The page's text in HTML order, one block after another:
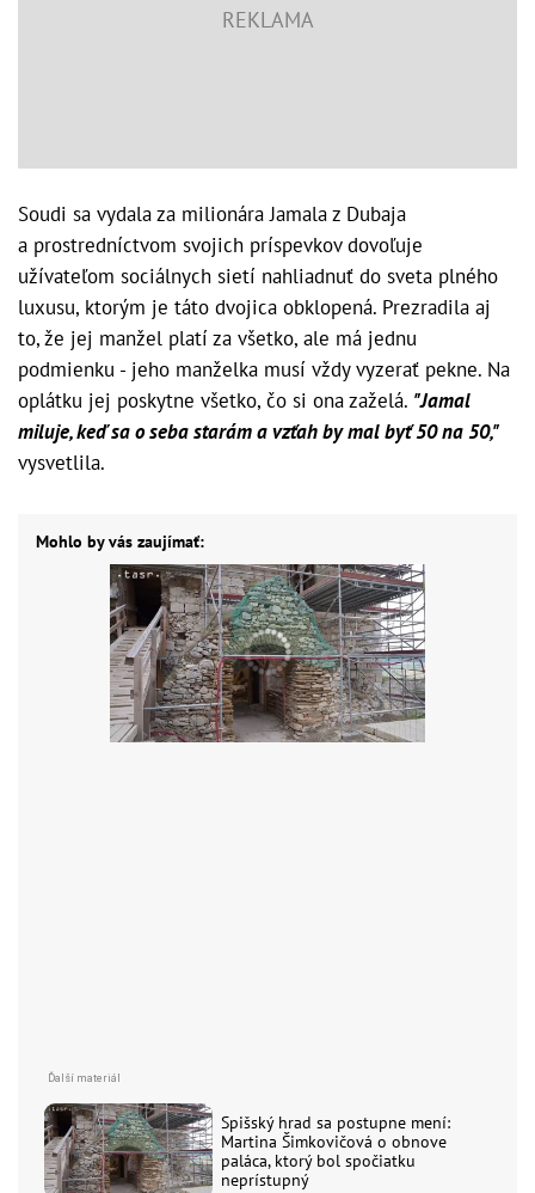
Soudi sa vydala za milionára Jamala z Dubaja
a prostredníctvom svojich príspevkov dovoľuje
užívateľom sociálnych sietí nahliadnuť do sveta plného
luxusu, ktorým je táto dvojica obklopená. Prezradila aj
to, že jej manžel platí za všetko, ale má jednu
podmienku - jeho manželka musí vždy vyzerať pekne. Na
oplátku jej poskytne všetko, čo si ona zaželá. "Jamal
miluje, keď sa o seba starám a vzťah by mal byť 50 na 50,"
vysvetlila.
Mohlo by vás zaujímať:
Spišský hrad sa postupne mení:
Martina Šimkovičová o obnove
paláca, ktorý bol spočiatku
neprístupný